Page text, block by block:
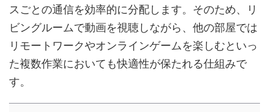
スごとの通信を効率的に分配します。そのため、リ
ビングルームで動画を視聴しながら、他の部屋では
リモートワークやオンラインゲームを楽しむといっ
た複数作業においても快適性が保たれる仕組みで
す。